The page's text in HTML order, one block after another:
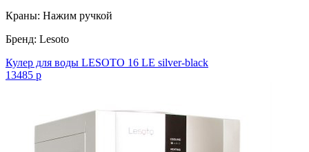
Краны: Нажим ручкой
Бренд: Lesoto
Кулер для воды LESOTO 16 LE silver-black
13485 р